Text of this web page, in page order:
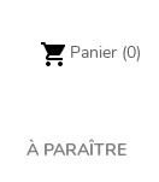
Panier (0)
À PARAÎTRE